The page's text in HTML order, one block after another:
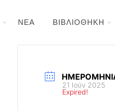
ΝΕΑ ΒΙΒΛΙΟΘΗΚΗ
21 Ιούν 2025
Expired!